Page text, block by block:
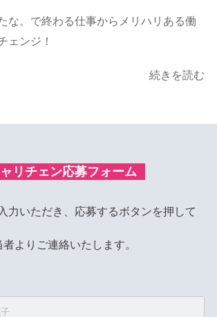
な。で終わる仕事からメリハリある働
ェンジ！
続きを読む
リチェン応募フォーム
力いただき、応募するボタンを押して
よりご連絡いたします。